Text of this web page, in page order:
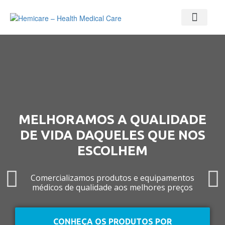
MELHORAMOS A QUALIDADE
DE VIDA DAQUELES QUE NOS
ESCOLHEM
Comercializamos produtos e equipamentos
médicos de qualidade aos melhores preços
CONHEÇA OS PRODUTOS POR